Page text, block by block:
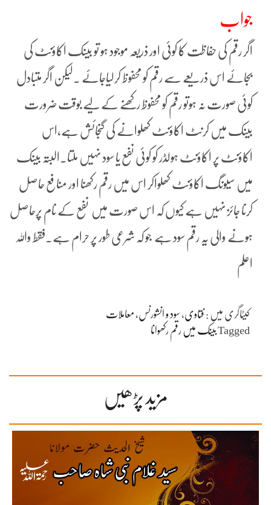
جواب
اگر رقم کی حفاظت کا کوئی اور ذریعہ موجود ہو تو بینک اکاؤنٹ کی
بجائے اس ذریعے سے رقم کو محفوظ کرلیاجائے ۔لیکن اگر متبادل
کوئی صورت نہ ہوتو رقم کو محفوظ رکھنے کے لیے بوقت ضرورت
بینک میں کرنٹ اکاؤنٹ کھلوانے کی گنجائش ہے،اس
اکاؤنٹ پر اکاؤنٹ ہولڈر کو کوئی نفع یا سود نہیں ملتا۔البتہ بینک
میں سیونگ اکاؤنٹ کھلواکر اس میں رقم رکھنا اور منافع حاصل
کرنا جائز نہیں ہے کیوں کہ اس صورت میں نفع کے نام پرحاصل
ہونے والی یہ رقم سود ہے جو کہ شرعی طور پر حرام ہے۔فقط واللہ
اعلم
کیٹاگری میں : فتاوی، سود و انشورنس، معاملات
Taggedبینک میں رقم رکھوانا
مزید پڑھیں